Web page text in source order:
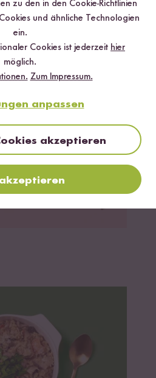
Tomaten-Salsa &
zu den in den Cookie-Richtlinien
und ähnliche Technologien
ein.
Cookies ist jederzeit hier
möglich.
Zum Impressum.
anpassen
akzeptieren